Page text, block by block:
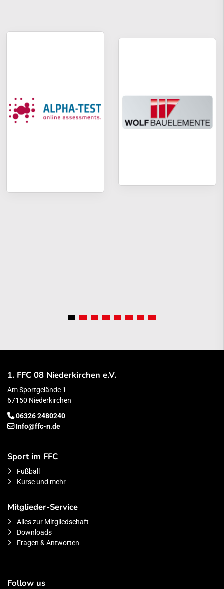
1. FFC 08 Niederkirchen e.V.
Am Sportgelände 1
67150 Niederkirchen
06326 2480240
Info@ffc-n.de
Sport im FFC
Fußball
Kurse und mehr
Mitglieder-Service
Alles zur Mitgliedschaft
Downloads
Fragen & Antworten
Follow us